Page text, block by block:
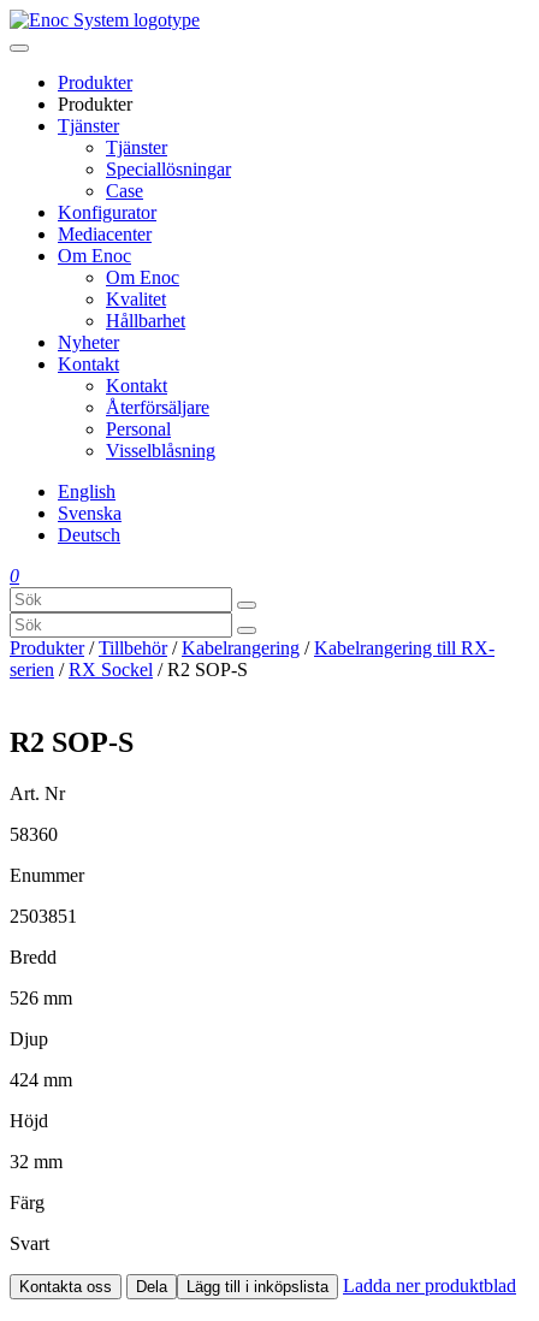
Skip
to
Produkter
Produkter
Tjänster
Tjänster
Speciallösningar
Case
Konfigurator
Mediacenter
Om Enoc
Om Enoc
Kvalitet
Hållbarhet
Nyheter
Kontakt
Kontakt
Återförsäljare
Personal
Visselblåsning
English
Svenska
Deutsch
0
Produkter/Tillbehör/Kabelrangering /Kabelrangering till RX-
serien /RX Sockel / R2 SOP-S
R2 SOP-S
Art. Nr
58360
Enummer
2503851
Bredd
526 mm
Djup
424 mm
Höjd
32 mm
Färg
Svart
Kontakta oss Dela Lägg till i inköpslista Ladda ner produktblad